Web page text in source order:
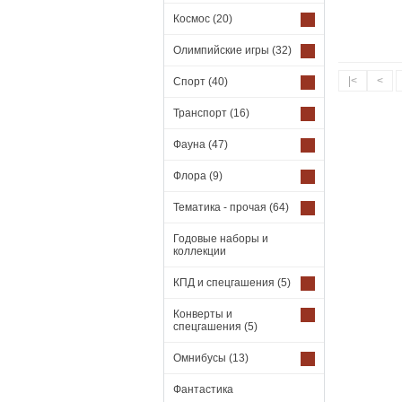
Космос (20)
Олимпийские игры (32)
Спорт (40)
Транспорт (16)
Фауна (47)
Флора (9)
Тематика - прочая (64)
Годовые наборы и
коллекции
КПД и спецгашения (5)
Конверты и
спецгашения (5)
Омнибусы (13)
Фантастика
|< <